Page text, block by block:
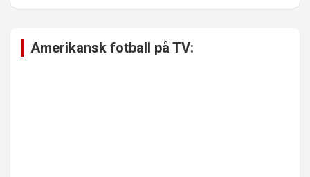
Amerikansk fotball på TV: